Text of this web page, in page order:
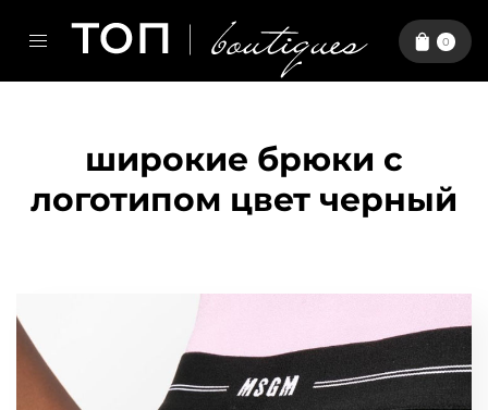
0
широкие брюки с
логотипом цвет черный